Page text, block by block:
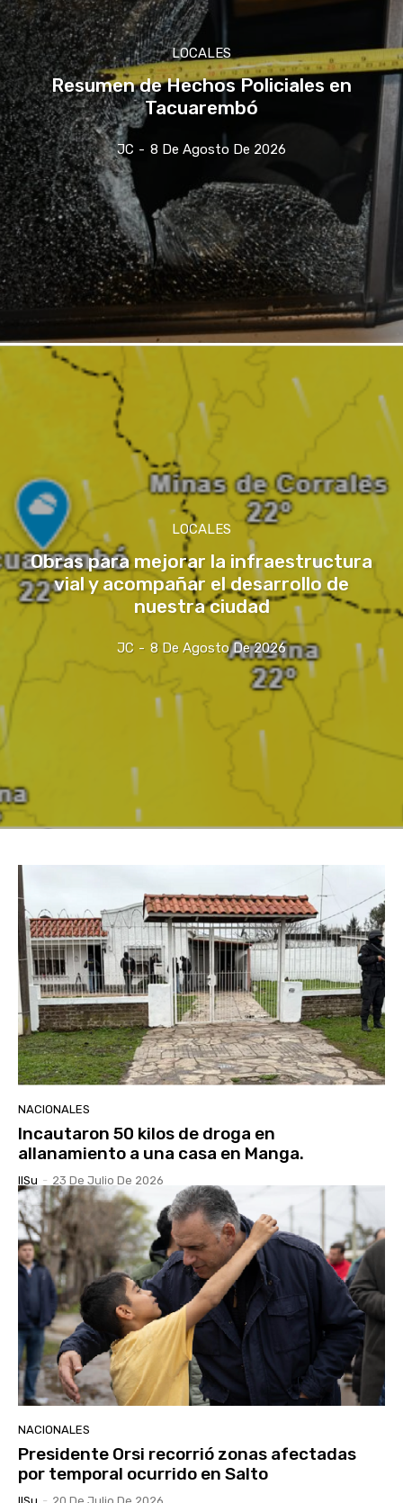
LOCALES
Resumen de Hechos Policiales en
Tacuarembó
JC - 8 De Agosto De 2026
LOCALES
Obras para mejorar la infraestructura
vial y acompañar el desarrollo de
nuestra ciudad
JC - 8 De Agosto De 2026
NACIONALES
Incautaron 50 kilos de droga en
allanamiento a una casa en Manga.
IlSu - 23 De Julio De 2026
NACIONALES
Presidente Orsi recorrió zonas afectadas
por temporal ocurrido en Salto